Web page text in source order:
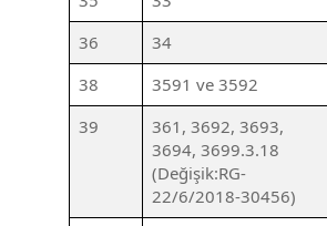
36
34
38
3591 ve 3592
39
361, 3692, 3693,
3694, 3699.3.18
(Değişik:RG-
22/6/2018-30456)